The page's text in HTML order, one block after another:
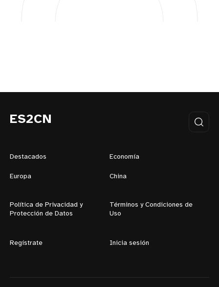
ES2CN
Destacados Economía
Europa China
Política de Privacidad y
Protección de Datos
Términos y Condiciones de
Uso
Regístrate Inicia sesión